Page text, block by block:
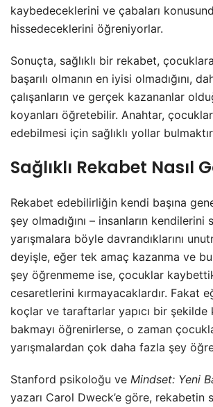
kaybedeceklerini ve çabaları
hissedeceklerini öğreniyorlar.
Sonuçta, sağlıklı bir rekabet,
başarılı olmanın en iyisi olmadığını,
çalışanların ve gerçek kazananlar
koyanları öğretebilir. Anahtar,
edebilmesi için sağlıklı yollar
Sağlıklı Rekabet Nasıl
Rekabet edebilirliğin kendi başına
şey olmadığını – insanların kendilerini
yarışmalara böyle davrandıklarını
deyişle, eğer tek amaç kazanma ve
şey öğrenmeme ise, çocuklar
cesaretlerini kırmayacaklardır. Fakat
koçlar ve taraftarlar yapıcı bir şekilde
bakmayı öğrenirlerse, o zaman
yarışmalardan çok daha fazla şey
Stanford psikoloğu ve Mindset: Yeni
yazarı Carol Dweck’e göre, rekabetin